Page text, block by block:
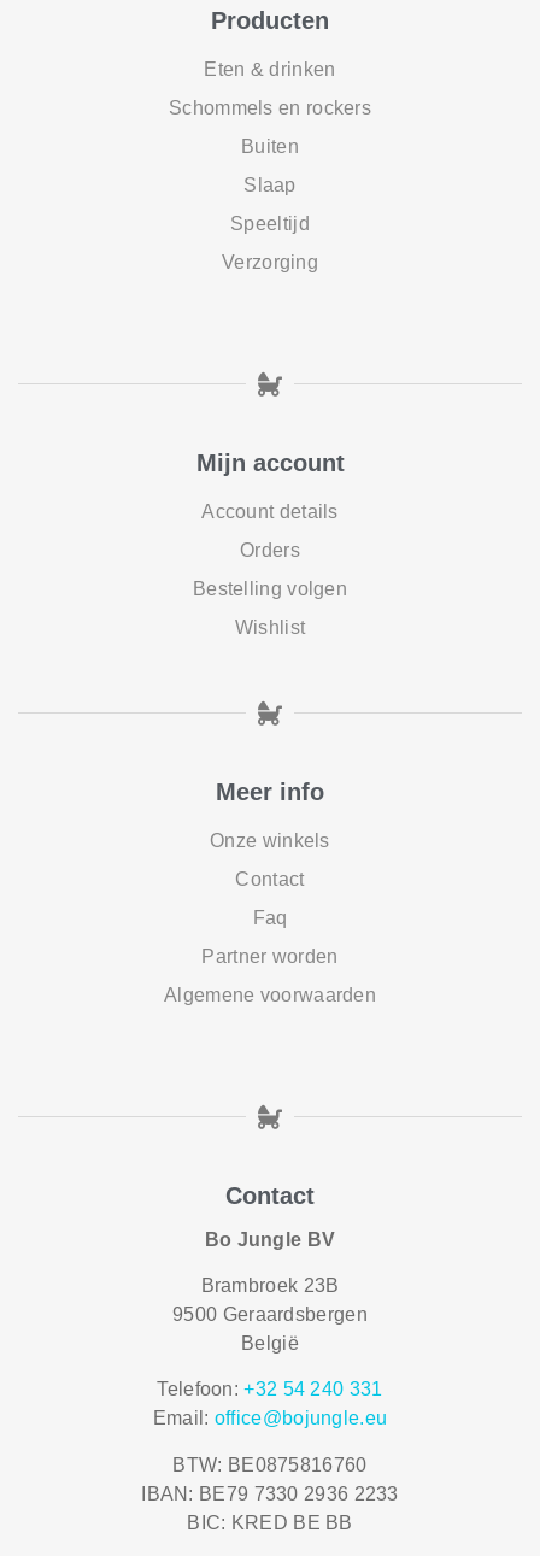
Producten
Eten & drinken
Schommels en rockers
Buiten
Slaap
Speeltijd
Verzorging
Mijn account
Account details
Orders
Bestelling volgen
Wishlist
Meer info
Onze winkels
Contact
Faq
Partner worden
Algemene voorwaarden
Contact
Bo Jungle BV
Brambroek 23B
9500 Geraardsbergen
België
Telefoon:+32 54 240 331
Email: office@bojungle.eu
BTW: BE0875816760
IBAN: BE79 7330 2936 2233
BIC: KRED BE BB